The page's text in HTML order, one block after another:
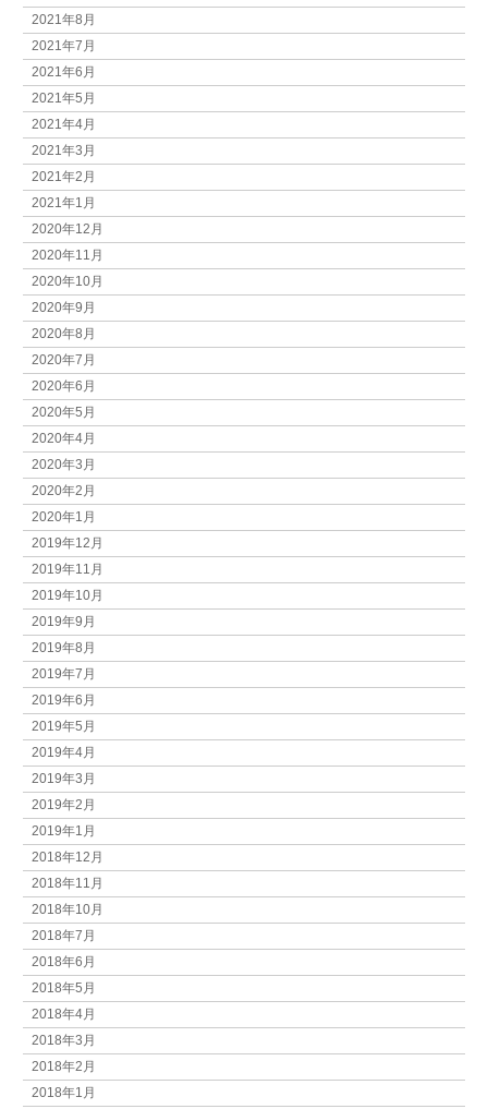
2021年8月
2021年7月
2021年6月
2021年5月
2021年4月
2021年3月
2021年2月
2021年1月
2020年12月
2020年11月
2020年10月
2020年9月
2020年8月
2020年7月
2020年6月
2020年5月
2020年4月
2020年3月
2020年2月
2020年1月
2019年12月
2019年11月
2019年10月
2019年9月
2019年8月
2019年7月
2019年6月
2019年5月
2019年4月
2019年3月
2019年2月
2019年1月
2018年12月
2018年11月
2018年10月
2018年7月
2018年6月
2018年5月
2018年4月
2018年3月
2018年2月
2018年1月